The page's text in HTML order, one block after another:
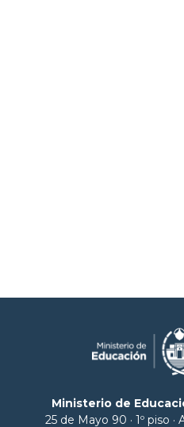
Ministerio de
25 de Mayo 90 · 1º piso